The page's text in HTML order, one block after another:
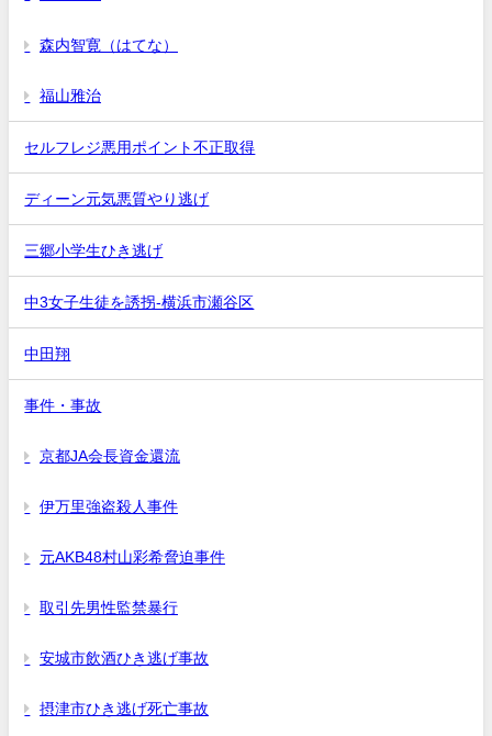
森内智寛（はてな）
福山雅治
セルフレジ悪用ポイント不正取得
ディーン元気悪質やり逃げ
三郷小学生ひき逃げ
中3女子生徒を誘拐-横浜市瀬谷区
中田翔
事件・事故
京都JA会長資金還流
伊万里強盗殺人事件
元AKB48村山彩希脅迫事件
取引先男性監禁暴行
安城市飲酒ひき逃げ事故
摂津市ひき逃げ死亡事故